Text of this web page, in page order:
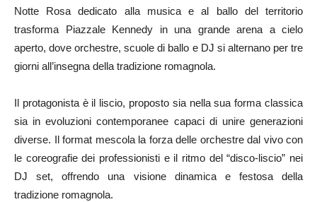
Notte Rosa dedicato alla musica e al ballo del territorio
trasforma Piazzale Kennedy in una grande arena a cielo
aperto, dove orchestre, scuole di ballo e DJ si alternano per tre
giorni all’insegna della tradizione romagnola.
Il protagonista è il liscio, proposto sia nella sua forma classica
sia in evoluzioni contemporanee capaci di unire generazioni
diverse. Il format mescola la forza delle orchestre dal vivo con
le coreografie dei professionisti e il ritmo del “disco-liscio” nei
DJ set, offrendo una visione dinamica e festosa della
tradizione romagnola.